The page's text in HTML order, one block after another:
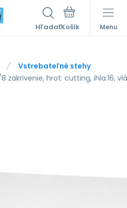
Hľadať Menu
Vstrebateľné stehy
8 zakrivenie, hrot: cutting, ihla:16,